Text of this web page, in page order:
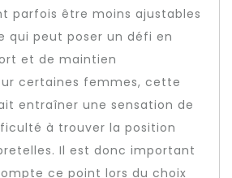
parfois être moins ajustables
qui peut poser un défi en
et de maintien
certaines femmes, cette
entraîner une sensation de
à trouver la position
Il est donc important
ce point lors du choix